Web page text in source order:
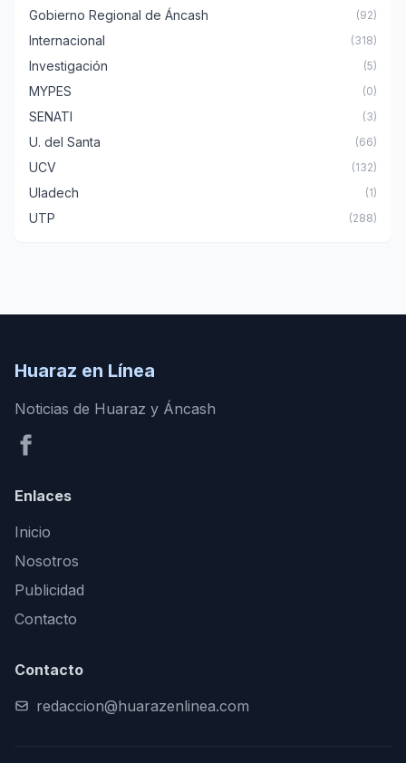
Gobierno Regional de Áncash (92)
Internacional (318)
Investigación (5)
MYPES (0)
SENATI (3)
U. del Santa (66)
UCV (132)
Uladech (1)
UTP (288)
Huaraz en Línea
Noticias de Huaraz y Áncash
Enlaces
Inicio
Nosotros
Publicidad
Contacto
Contacto
redaccion@huarazenlinea.com